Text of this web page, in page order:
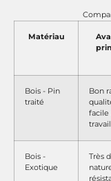
Matériau
Bois - Pin
traité
Bon
facile
Bois -
Exotique
Très